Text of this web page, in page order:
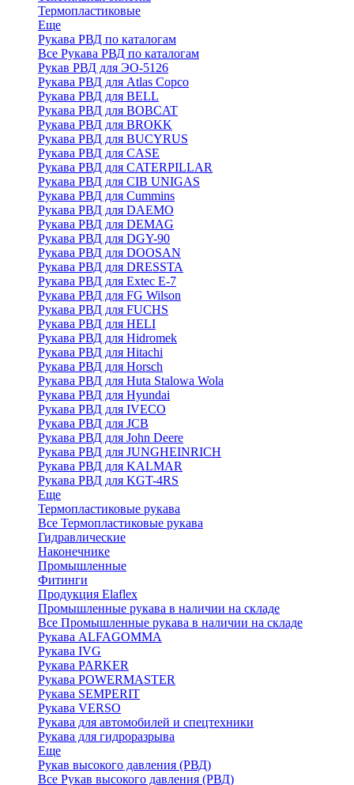
Термопластиковые
Еще
Рукава РВД по каталогам
Все Рукава РВД по каталогам
Рукав РВД для ЭО-5126
Рукава РВД для Atlas Copco
Рукава РВД для BELL
Рукава РВД для BOBCAT
Рукава РВД для BROKK
Рукава РВД для BUCYRUS
Рукава РВД для CASE
Рукава РВД для CATERPILLAR
Рукава РВД для CIB UNIGAS
Рукава РВД для Cummins
Рукава РВД для DAEMO
Рукава РВД для DEMAG
Рукава РВД для DGY-90
Рукава РВД для DOOSAN
Рукава РВД для DRESSTA
Рукава РВД для Extec E-7
Рукава РВД для FG Wilson
Рукава РВД для FUCHS
Рукава РВД для HELI
Рукава РВД для Hidromek
Рукава РВД для Hitachi
Рукава РВД для Horsch
Рукава РВД для Huta Stalowa Wola
Рукава РВД для Hyundai
Рукава РВД для IVECO
Рукава РВД для JCB
Рукава РВД для John Deere
Рукава РВД для JUNGHEINRICH
Рукава РВД для KALMAR
Рукава РВД для KGT-4RS
Еще
Термопластиковые рукава
Все Термопластиковые рукава
Гидравлические
Наконечнике
Промышленные
Фитинги
Продукция Elaflex
Промышленные рукава в наличии на складе
Все Промышленные рукава в наличии на складе
Рукава ALFAGOMMA
Рукава IVG
Рукава PARKER
Рукава POWERMASTER
Рукава SEMPERIT
Рукава VERSO
Рукава для автомобилей и спецтехники
Рукава для гидроразрыва
Еще
Рукав высокого давления (РВД)
Все Рукав высокого давления (РВД)